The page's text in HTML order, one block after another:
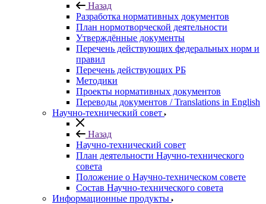
Назад
Разработка нормативных документов
План нормотворческой деятельности
Утверждённые документы
Перечень действующих федеральных норм и
правил
Перечень действующих РБ
Методики
Проекты нормативных документов
Переводы документов / Translations in English
Научно-технический совет
Назад
Научно-технический совет
План деятельности Научно-технического
совета
Положение о Научно-техническом совете
Состав Научно-технического совета
Информационные продукты